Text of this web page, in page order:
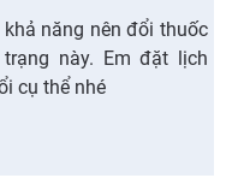
năng nên đổi thuốc
này. Em đặt lịch
cụ thể nhé